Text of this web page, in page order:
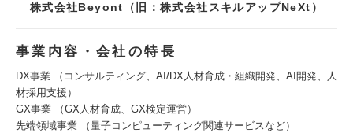
株式会社Beyont（旧：株式会社スキルアップNeXt）
事業内容・会社の特長
DX事業 （コンサルティング、AI/DX人材育成・組織開発、AI開発、人
材採用支援）
GX事業 （GX人材育成、GX検定運営）
先端領域事業 （量子コンピューティング関連サービスなど）